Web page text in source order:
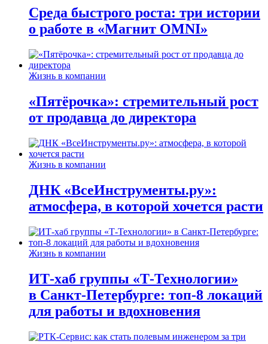
Среда быстрого роста: три истории
о работе в «Магнит OMNI»
Жизнь в компании
«Пятёрочка»: стремительный рост
от продавца до директора
Жизнь в компании
ДНК «ВсеИнструменты.ру»:
атмосфера, в которой хочется расти
Жизнь в компании
ИТ-хаб группы «Т-Технологии»
в Санкт-Петербурге: топ-8 локаций
для работы и вдохновения